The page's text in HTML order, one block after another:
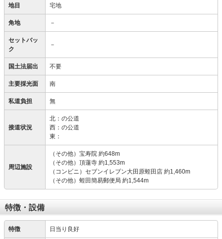
地目 宅地
角地 －
セットバッ
ク
－
国土法届出 不要
主要採光面 南
私道負担 無
接道状況
北：の公道
西：の公道
東：
周辺施設
（その他）宝寿院 約648m
（その他）頂蓮寺 約1,553m
（コンビニ）セブンイレブン大田原蛭田店 約1,460m
（その他）蛭田簡易郵便局 約1,544m
特徴・設備
特徴 日当り良好